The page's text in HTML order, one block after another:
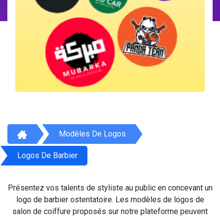
Modèles De Logos
Logos De Barbier
Présentez vos talents de styliste au public en concevant un
logo de barbier ostentatoire. Les modèles de logos de
salon de coiffure proposés sur notre plateforme peuvent